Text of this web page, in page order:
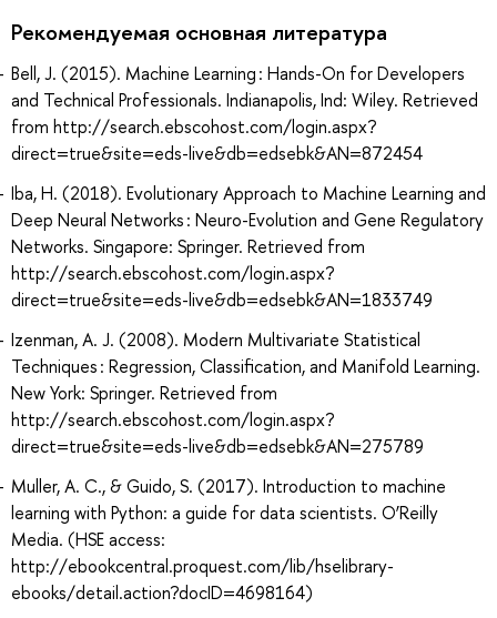
Рекомендуемая основная литература
Bell, J. (2015). Machine Learning : Hands-On for Developers
and Technical Professionals. Indianapolis, Ind: Wiley. Retrieved
from http://search.ebscohost.com/login.aspx?
direct=true&site=eds-live&db=edsebk&AN=872454
Iba, H. (2018). Evolutionary Approach to Machine Learning and
Deep Neural Networks : Neuro-Evolution and Gene Regulatory
Networks. Singapore: Springer. Retrieved from
http://search.ebscohost.com/login.aspx?
direct=true&site=eds-live&db=edsebk&AN=1833749
Izenman, A. J. (2008). Modern Multivariate Statistical
Techniques : Regression, Classification, and Manifold Learning.
New York: Springer. Retrieved from
http://search.ebscohost.com/login.aspx?
direct=true&site=eds-live&db=edsebk&AN=275789
Muller, A. C., & Guido, S. (2017). Introduction to machine
learning with Python: a guide for data scientists. O’Reilly
Media. (HSE access:
http://ebookcentral.proquest.com/lib/hselibrary-
ebooks/detail.action?docID=4698164)